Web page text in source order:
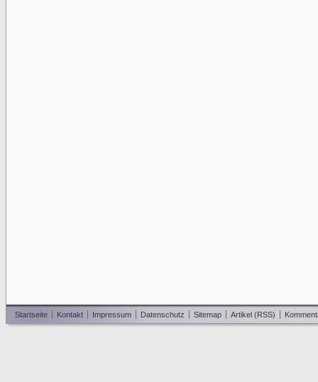
Startseite Kontakt Impressum Datenschutz Sitemap Artikel (RSS)